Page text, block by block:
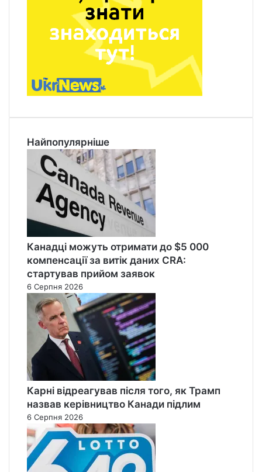
Найпопулярніше
Канадці можуть отримати до $5 000
компенсації за витік даних CRA:
стартував прийом заявок
6 Серпня 2026
Карні відреагував після того, як Трамп
назвав керівництво Канади підлим
6 Серпня 2026